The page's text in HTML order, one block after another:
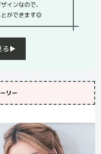
インなので、
とができます◎
る▶︎
リー